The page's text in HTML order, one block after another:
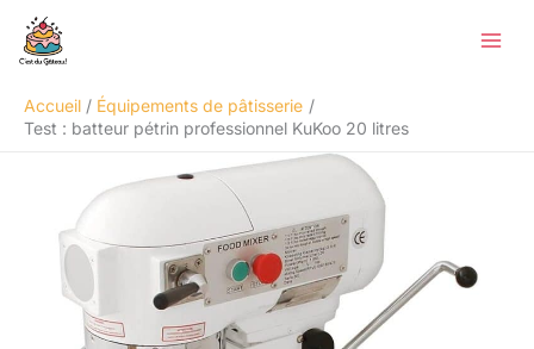
Accueil
Équipements de pâtisserie
Test : batteur pétrin professionnel KuKoo 20 litres
Rechercher